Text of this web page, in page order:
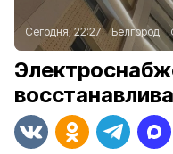
Сегодня, 22:27 Белгород